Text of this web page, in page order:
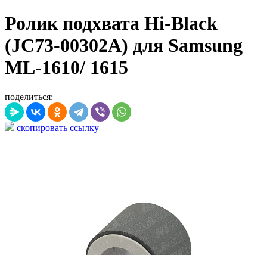
Ролик подхвата Hi-Black
(JC73-00302A) для Samsung
ML-1610/ 1615
поделиться:
скопировать ссылку